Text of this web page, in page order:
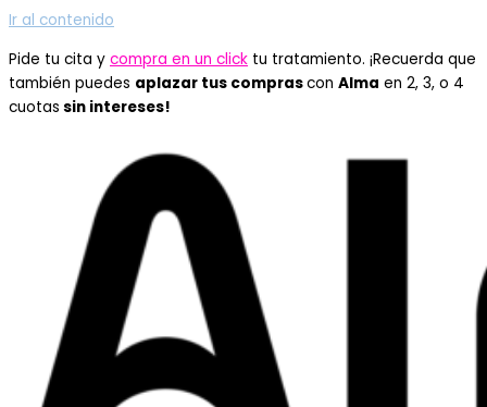
Ir al contenido
Pide tu cita y compra en un click tu tratamiento. ¡Recuerda que
también puedes aplazar tus comprascon Alma en 2, 3, o 4
cuotas sin intereses!